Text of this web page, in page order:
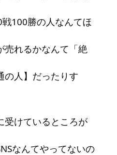
100勝の人なんてほ
売れるかなんて「絶
の人】だったりす
受けているところが
なんてやってないの